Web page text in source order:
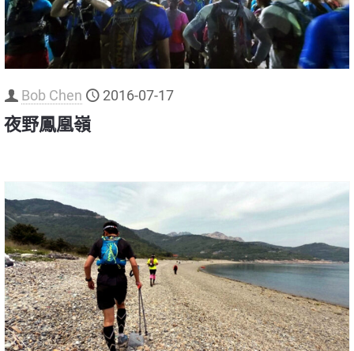
Bob Chen 2016-07-17
夜野鳳凰嶺